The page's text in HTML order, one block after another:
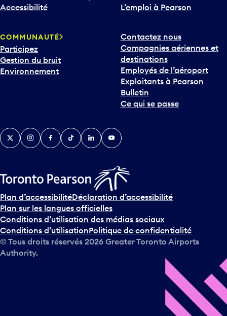
a
o
u
r
i
v
e
n
s
u
r
l
e
c
a
Accessibilité
L’emploi à Pearson
COMMUNAUTÉ
Participez
Gestion du bruit
Environnement
Contactez nous
Compagnies aériennes et
destinations
Employés de l’aéroport
Exploitants à Pearson
Bulletin
Ce qui se passe
TwitterInstagramFacebook
TikTokLinkedInYouTube
Plan d’accessibilitéDéclaration d’accessibilité
Plan sur les langues officielles
Conditions d’utilisation des médias sociaux
Conditions d’utilisationPolitique de confidentialité
© Tous droits réservés 2026 Greater Toronto Airports
Authority.